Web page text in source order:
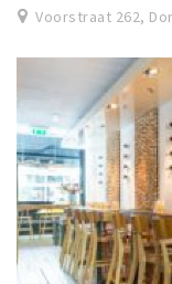
Voorstraat 262,